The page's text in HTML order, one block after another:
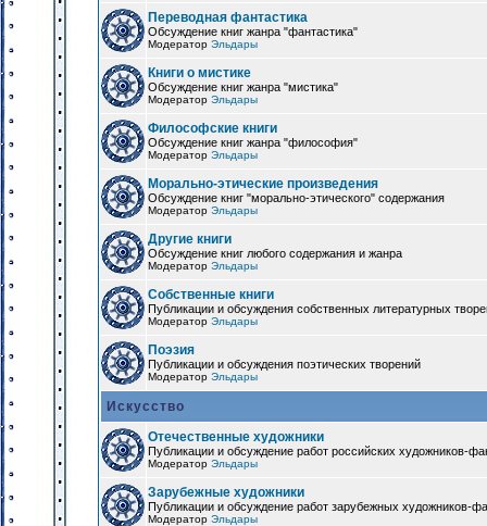
Переводная фантастика
Обсуждение книг жанра "фантастика"
Модератор Эльдары
Книги о мистике
Обсуждение книг жанра "мистика"
Модератор Эльдары
Философские книги
Обсуждение книг жанра "философия"
Модератор Эльдары
Морально-этические произведения
Обсуждение книг "морально-этического" содержания
Модератор Эльдары
Другие книги
Обсуждение книг любого содержания и жанра
Модератор Эльдары
Собственные книги
Публикации и обсуждения собственных литературных
Модератор Эльдары
Поэзия
Публикации и обсуждения поэтических творений
Модератор Эльдары
Искусство
Отечественные художники
Публикации и обсуждение работ российских художников-
Модератор Эльдары
Зарубежные художники
Публикации и обсуждение работ зарубежных художников-
Модератор Эльдары